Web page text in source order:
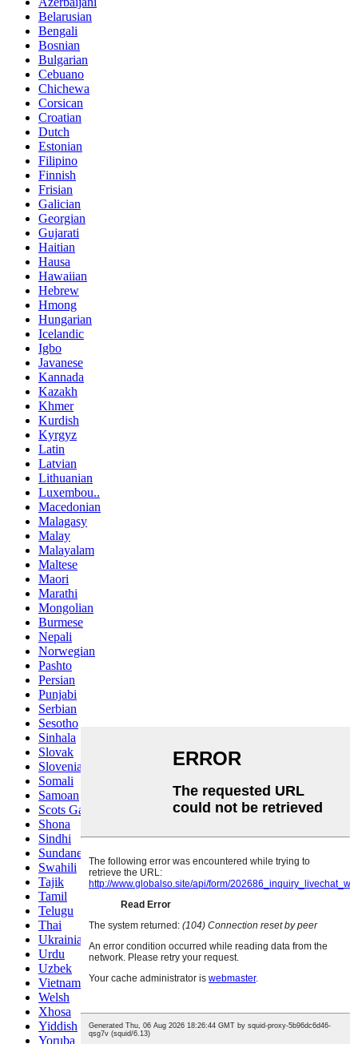
Belarusian
Bengali
Bosnian
Bulgarian
Cebuano
Chichewa
Corsican
Croatian
Dutch
Estonian
Filipino
Finnish
Frisian
Galician
Georgian
Gujarati
Haitian
Hausa
Hawaiian
Hebrew
Hmong
Hungarian
Icelandic
Igbo
Javanese
Kannada
Kazakh
Khmer
Kurdish
Kyrgyz
Latin
Latvian
Lithuanian
Luxembou..
Macedonian
Malagasy
Malay
Malayalam
Maltese
Maori
Marathi
Mongolian
Burmese
Nepali
Norwegian
Pashto
Persian
Punjabi
Serbian
Sesotho
Sinhala
Slovak
Slovenian
Somali
Samoan
Scots Gaelic
Shona
Sindhi
Sundanese
Swahili
Tajik
Tamil
Telugu
Thai
Ukrainian
Urdu
Uzbek
Vietnamese
Welsh
Xhosa
Yiddish
Yoruba